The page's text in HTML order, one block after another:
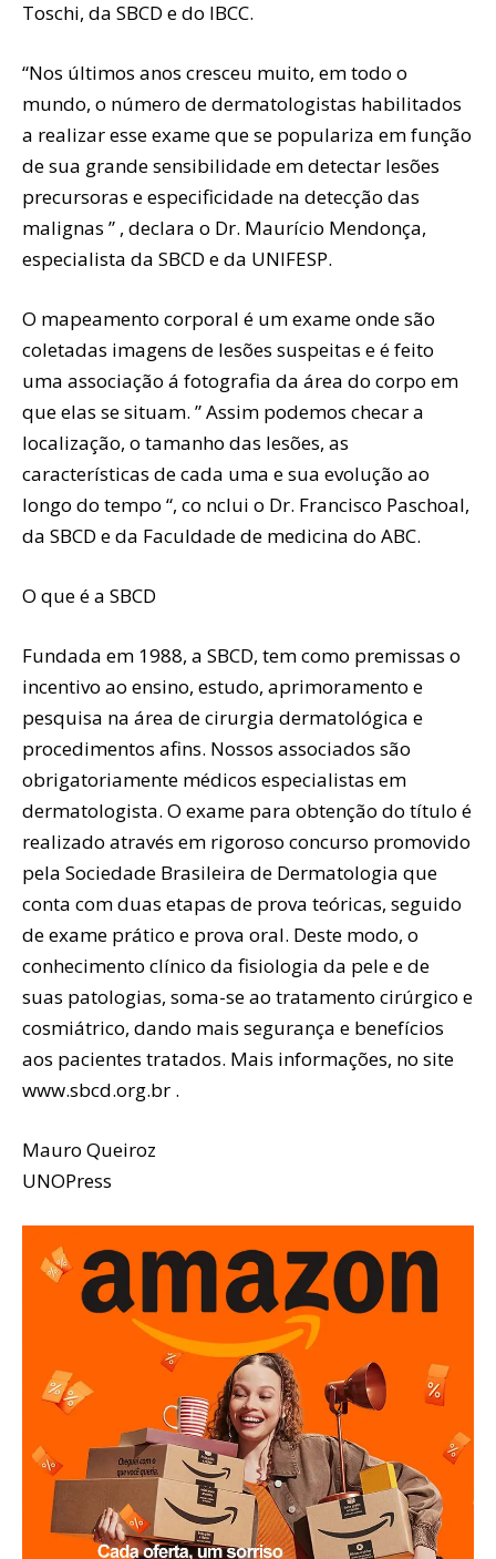
Toschi, da SBCD e do IBCC.
“Nos últimos anos cresceu muito, em todo o
mundo, o número de dermatologistas habilitados
a realizar esse exame que se populariza em função
de sua grande sensibilidade em detectar lesões
precursoras e especificidade na detecção das
malignas ” , declara o Dr. Maurício Mendonça,
especialista da SBCD e da UNIFESP.
O mapeamento corporal é um exame onde são
coletadas imagens de lesões suspeitas e é feito
uma associação á fotografia da área do corpo em
que elas se situam. ” Assim podemos checar a
localização, o tamanho das lesões, as
características de cada uma e sua evolução ao
longo do tempo “, co nclui o Dr. Francisco Paschoal,
da SBCD e da Faculdade de medicina do ABC.
O que é a SBCD
Fundada em 1988, a SBCD, tem como premissas o
incentivo ao ensino, estudo, aprimoramento e
pesquisa na área de cirurgia dermatológica e
procedimentos afins. Nossos associados são
obrigatoriamente médicos especialistas em
dermatologista. O exame para obtenção do título é
realizado através em rigoroso concurso promovido
pela Sociedade Brasileira de Dermatologia que
conta com duas etapas de prova teóricas, seguido
de exame prático e prova oral. Deste modo, o
conhecimento clínico da fisiologia da pele e de
suas patologias, soma-se ao tratamento cirúrgico e
cosmiátrico, dando mais segurança e benefícios
aos pacientes tratados. Mais informações, no site
www.sbcd.org.br .
Mauro Queiroz
UNOPress